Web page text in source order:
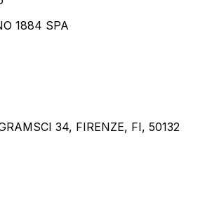
1884 SPA
34, FIRENZE, FI, 50132